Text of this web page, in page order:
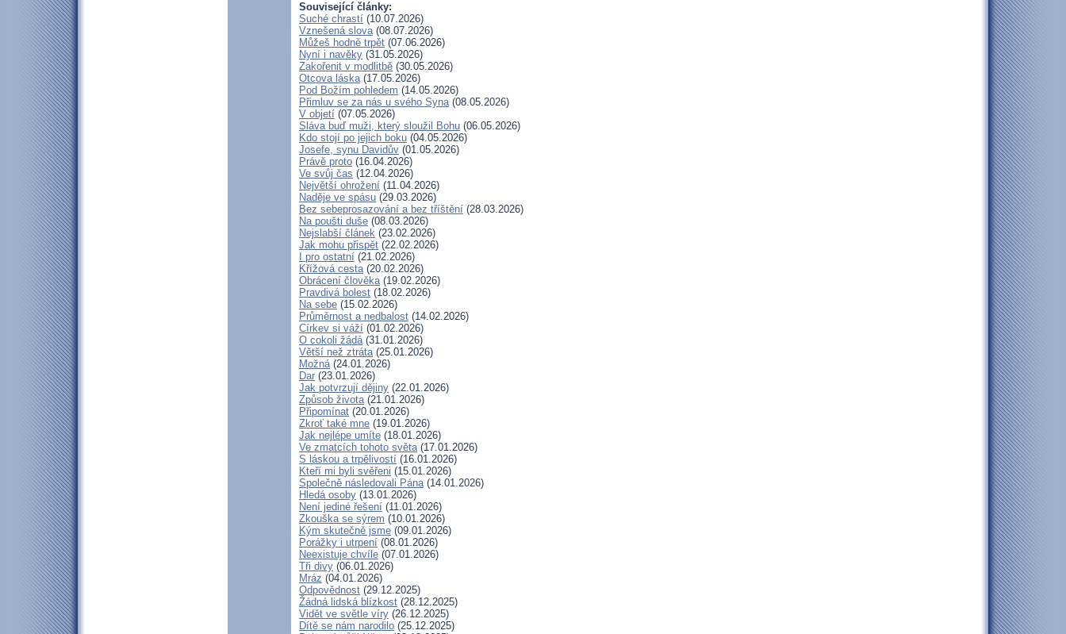
Související články:
Suché chrastí (10.07.2026)
Vznešená slova(08.07.2026)
Můžeš hodně trpět (07.06.2026)
Nyní i navěky (31.05.2026)
Zakořenit v modlitbě (30.05.2026)
Otcova láska(17.05.2026)
Pod Božím pohledem (14.05.2026)
Přimluv se za nás u svého Syna(08.05.2026)
V objetí (07.05.2026)
Sláva buď muži, který sloužil Bohu (06.05.2026)
Kdo stojí po jejich boku (04.05.2026)
Josefe, synu Davidův (01.05.2026)
Právě proto (16.04.2026)
Ve svůj čas (12.04.2026)
Největší ohrožení (11.04.2026)
Naděje ve spásu (29.03.2026)
Bez sebeprosazování a bez tříštění (28.03.2026)
Na poušti duše (08.03.2026)
Nejslabší článek (23.02.2026)
Jak mohu přispět (22.02.2026)
I pro ostatní (21.02.2026)
Křížová cesta(20.02.2026)
Obrácení člověka(19.02.2026)
Pravdivá bolest (18.02.2026)
Na sebe (15.02.2026)
Průměrnost a nedbalost (14.02.2026)
Církev si váží (01.02.2026)
O cokoli žádá(31.01.2026)
Větší než ztráta(25.01.2026)
Možná(24.01.2026)
Dar (23.01.2026)
Jak potvrzují dějiny (22.01.2026)
Způsob života(21.01.2026)
Připomínat (20.01.2026)
Zkroť také mne (19.01.2026)
Jak nejlépe umíte (18.01.2026)
Ve zmatcích tohoto světa(17.01.2026)
S láskou a trpělivostí (16.01.2026)
Kteří mi byli svěřeni (15.01.2026)
Společně následovali Pána(14.01.2026)
Hledá osoby (13.01.2026)
Není jediné řešení (11.01.2026)
Zkouška se sýrem (10.01.2026)
Kým skutečně jsme (09.01.2026)
Porážky i utrpení (08.01.2026)
Neexistuje chvíle (07.01.2026)
Tři divy (06.01.2026)
Mráz (04.01.2026)
Odpovědnost (29.12.2025)
Žádná lidská blízkost (28.12.2025)
Vidět ve světle víry (26.12.2025)
Dítě se nám narodilo (25.12.2025)